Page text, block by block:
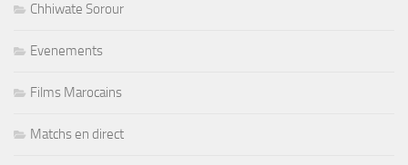
Chhiwate Sorour
Evenements
Films Marocains
Matchs en direct